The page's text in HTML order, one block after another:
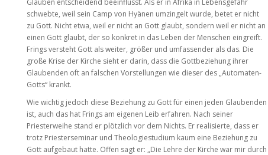
schwebte, weil sein Camp von Hyänen umzingelt wurde, betet er nicht
zu Gott. Nicht etwa, weil er nicht an Gott glaubt, sondern weil er nicht an
einen Gott glaubt, der so konkret in das Leben der Menschen eingreift.
Frings versteht Gott als weiter, größer und umfassender als das. Die
große Krise der Kirche sieht er darin, dass die Gottbeziehung ihrer
Glaubenden oft an falschen Vorstellungen wie dieser des „Automaten-
Gotts“ krankt.
Wie wichtig jedoch diese Beziehung zu Gott für einen jeden Glaubenden
ist, auch das hat Frings am eigenen Leib erfahren. Nach seiner
Priesterweihe stand er plötzlich vor dem Nichts. Er realisierte, dass er
trotz Priesterseminar und Theologiestudium kaum eine Beziehung zu
Gott aufgebaut hatte. Offen sagt er: „Die Lehre der Kirche war mir durch